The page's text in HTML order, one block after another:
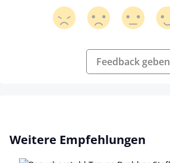
Feedback geben
Produktgalerie überspringen
Weitere Empfehlungen